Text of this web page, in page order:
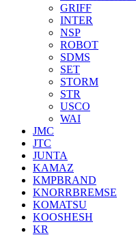
GRIFF
INTER
NSP
ROBOT
SDMS
SET
STORM
STR
USCO
WAI
JMC
JTC
JUNTA
KAMAZ
KMPBRAND
KNORRBREMSE
KOMATSU
KOOSHESH
KR